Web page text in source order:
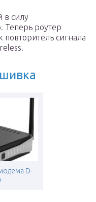
в силу
Теперь роутер
повторитель сигнала
D-